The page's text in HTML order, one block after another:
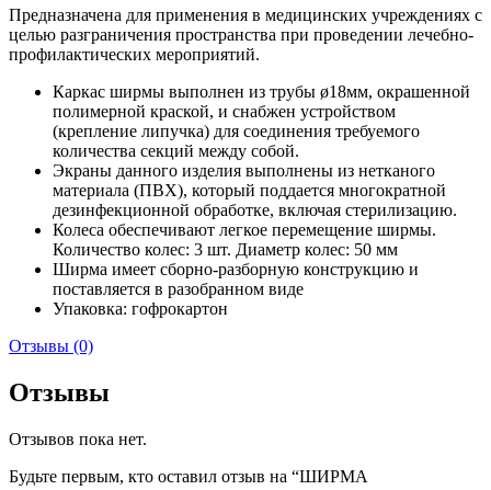
Предназначена для применения в медицинских учреждениях с
целью разграничения пространства при проведении лечебно-
профилактических мероприятий.
Каркас ширмы выполнен из трубы ø18мм, окрашенной
полимерной краской, и снабжен устройством
(крепление липучка) для соединения требуемого
количества секций между собой.
Экраны данного изделия выполнены из нетканого
материала (ПВХ), который поддается многократной
дезинфекционной обработке, включая стерилизацию.
Колеса обеспечивают легкое перемещение ширмы.
Количество колес: 3 шт. Диаметр колес: 50 мм
Ширма имеет сборно-разборную конструкцию и
поставляется в разобранном виде
Упаковка: гофрокартон
Отзывы (0)
Отзывы
Отзывов пока нет.
Будьте первым, кто оставил отзыв на “ШИРМА